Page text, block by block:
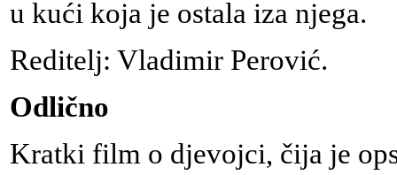
u kući koja je ostala iza njega.
Reditelj: Vladimir Perović.
Odlično
Kratki film o djevojci, čija je